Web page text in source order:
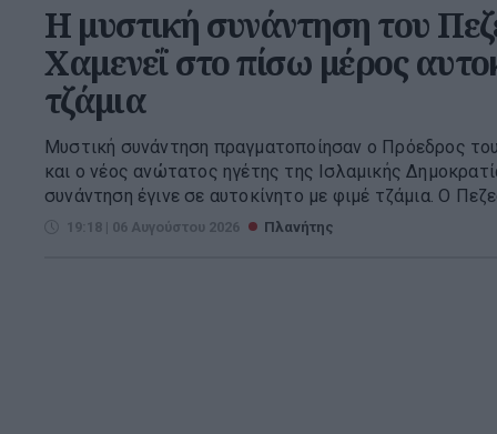
Η μυστική συνάντηση του
Χαμενεΐ στο πίσω μέρος
τζάμια
Μυστική συνάντηση πραγματοποίησαν ο Πρόεδρος
και ο νέος ανώτατος ηγέτης της Ισλαμικής
συνάντηση έγινε σε αυτοκίνητο με φιμέ τζάμια. Ο
19:18 | 06 Αυγούστου 2026 Πλανήτης